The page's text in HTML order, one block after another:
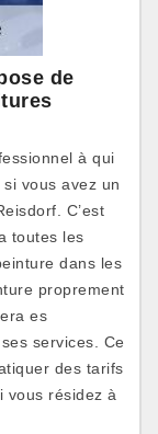
de
à qui
vous avez un
C’est
toutes les
dans les
proprement
es
services. Ce
des tarifs
vous résidez à